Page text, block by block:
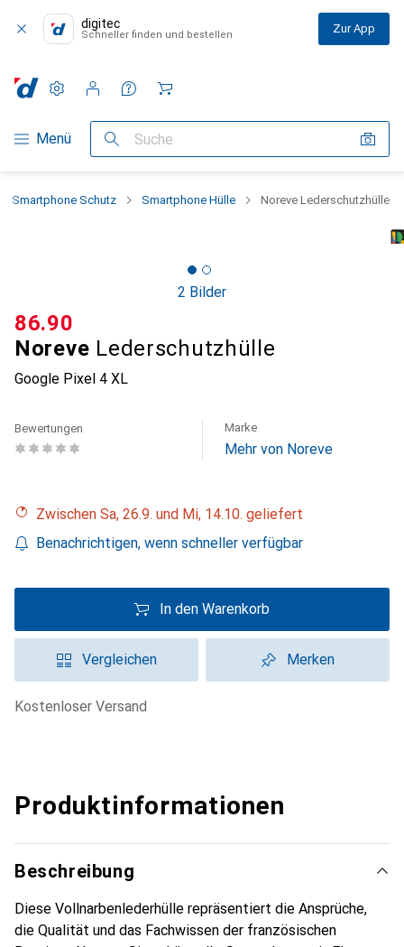
digitec
Schneller finden und bestellen Zur App
Navigation nach Kategorien
Menü Suche
Einstellungen
Kundenkonto
Vergleichslisten
Merklisten
Warenkorb
Smartphone Schutz Smartphone Hülle Noreve Lederschutzhülle
2 Bilder
Noreve Lederschutzhülle
Google Pixel 4 XL
CHF
86.90
Bewertungen Marke
Mehr von Noreve
Zwischen Sa, 26.9. und Mi, 14.10. geliefert
Benachrichtigen, wenn schneller verfügbar
In den Warenkorb
Vergleichen Merken
kostenloser Versand
Produktinformationen
Beschreibung
Diese Vollnarbenlederhülle repräsentiert die Ansprüche,
die Qualität und das Fachwissen der französischen